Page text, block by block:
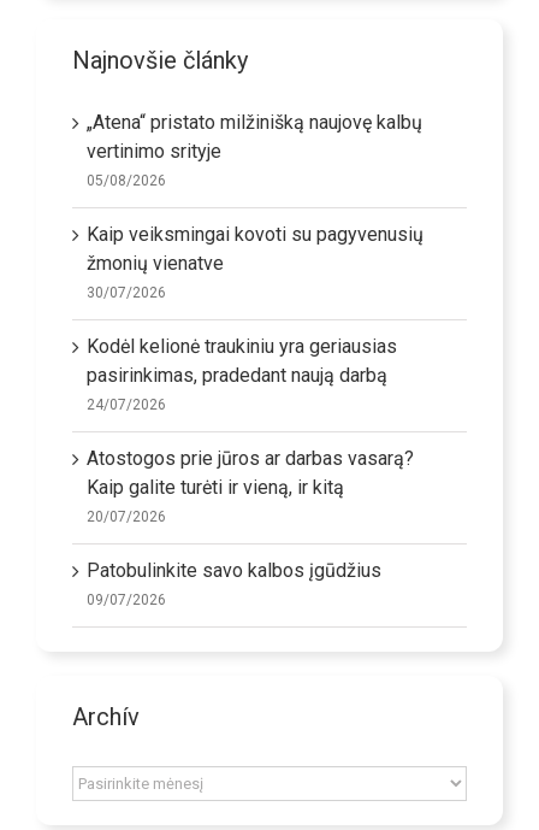
Najnovšie články
„Atena“ pristato milžinišką naujovę kalbų
vertinimo srityje
05/08/2026
Kaip veiksmingai kovoti su pagyvenusių
žmonių vienatve
30/07/2026
Kodėl kelionė traukiniu yra geriausias
pasirinkimas, pradedant naują darbą
24/07/2026
Atostogos prie jūros ar darbas vasarą?
Kaip galite turėti ir vieną, ir kitą
20/07/2026
Patobulinkite savo kalbos įgūdžius
09/07/2026
Archív
Archív